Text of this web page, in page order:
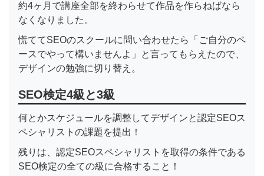
約4ヶ月で講座全部を終わらせて作品を作らねばなら
なくなりました。
慌ててSEOのスクールに問い合わせたら「ご自分のペ
ースでやって構いませんよ」と言ってもらえたので、
デザインの勉強に切り替え。
SEO検定4級と3級
何とかスケジュールを調整してデザインと認定SEOス
ペシャリストの課題を提出！
残りは、認定SEOスペシャリストを取得の条件である
SEO検定の全ての級に合格すること！